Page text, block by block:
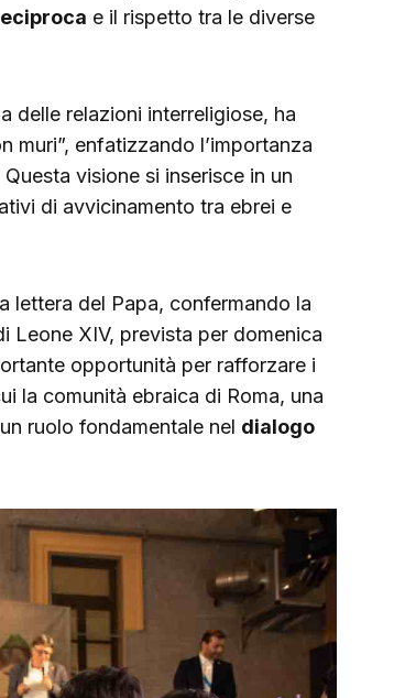
e il rispetto tra le diverse
delle relazioni interreligiose, ha
muri”, enfatizzando l’importanza
visione si inserisce in un
di avvicinamento tra ebrei e
lettera del Papa, confermando la
Leone XIV, prevista per domenica
opportunità per rafforzare i
la comunità ebraica di Roma, una
ruolo fondamentale nel dialogo